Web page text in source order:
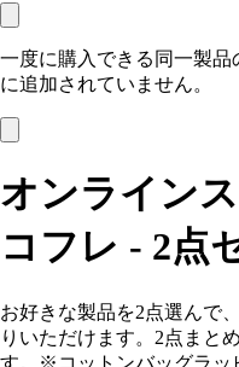
一度に購入できる同一製品
に追加されていません。
オンライン
コフレ - 2点
お好きな製品を2点選んで
りいただけます。2点まと
す。※コットンバッグラッ